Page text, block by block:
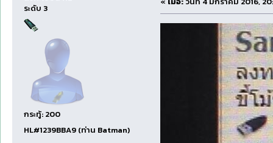
ระดับ 3
กระทู้: 200
HL#1239BBA9 (ท่าน Batman)